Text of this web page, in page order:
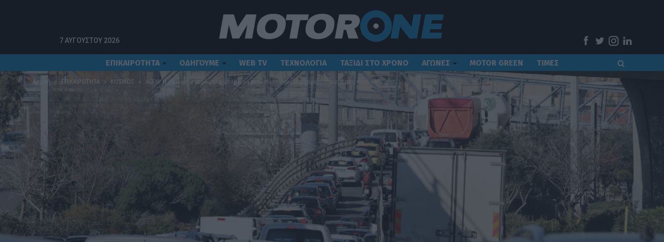
7 ΑΥΓΟΎΣΤΟΥ 2026
ΕΠΙΚΑΙΡΟΤΗΤΑ ΟΔΗΓΟΥΜΕ WEB TV ΤΕΧΝΟΛΟΓΙΑ ΤΑΞΙΔΙ ΣΤΟ ΧΡΟΝΟ ΑΓΩΝΕΣ MOTOR GREEN ΤΙΜΕΣ
Αρχική ΕΠΙΚΑΙΡΟΤΗΤΑ ΚΟΣΜΟΣ ACEM: Η στροφή στα δίκυκλα μπορεί να μειώσει την κυκλοφοριακή συμφόρηση κατά 40%